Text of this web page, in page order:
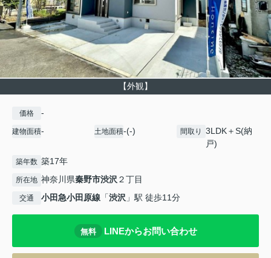
【外観】
価格 -
建物面積- 土地面積-(-) 間取り
3LDK＋S(納
戸)
築年数 築17年
所在地 神奈川県秦野市渋沢２丁目
交通 小田急小田原線 「渋沢 」駅 徒歩11分
無料 LINEからお問い合わせ